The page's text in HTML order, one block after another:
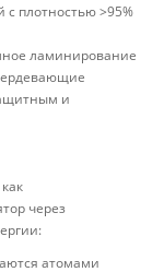
плотностью >95%
ламинирование
и
через
атомами